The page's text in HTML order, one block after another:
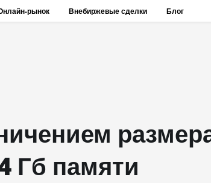
рынок Внебиржевые сделки Блог
Гб памяти